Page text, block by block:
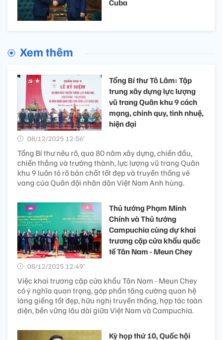
Cuba
Xem thêm
Tổng Bí thư Tô Lâm: Tập
trung xây dựng lực lượng
vũ trang Quân khu 9 cách
mạng, chính quy, tinh nhuệ,
hiện đại
08/12/2025 12:56’
Tổng Bí thư nêu rõ, qua 80 năm xây dựng, chiến đấu,
chiến thắng và trưởng thành, lực lượng vũ trang Quân
khu 9 luôn tỏ rõ bản chất tốt đẹp và truyền thống vẻ
vang của Quân đội nhân dân Việt Nam Anh hùng.
Thủ tướng Phạm Minh
Chính và Thủ tướng
Campuchia cùng dự khai
trương cặp cửa khẩu quốc
tế Tân Nam - Meun Chey
08/12/2025 12:49’
Việc khai trương cặp cửa khẩu Tân Nam - Meun Chey
có ý nghĩa quan trọng, góp phần tăng cường quan hệ
láng giềng tốt đẹp, hữu nghị truyền thống, hợp tác toàn
diện, bền vững lâu dài giữa Việt Nam và Campuchia.
Kỳ họp thứ 10, Quốc hội